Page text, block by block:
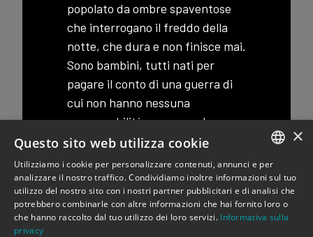
popolato da ombre spaventose
che interrogano il freddo della
notte, che dura e non finisce mai.
Sono bambini, tutti nati per
pagare il conto di una guerra di
cui non hanno nessuna
responsabilità e neppure hanno
scelto di vivere.
Mi chiedo: quale può essere
l’orizzonte affettivo di un
bambino a cui è stato negato di
ITALIAN
ENGLISH
×
Questo sito web utilizza cookie
Utilizziamo i cookie per personalizzare contenuti, annunci e per
analizzare il nostro traffico. Condividiamo inoltre informazioni sul tuo
utilizzo del nostro sito con i nostri partner pubblicitari e di analisi che
potrebbero combinarle con altre informazioni che hai fornito loro o
che hanno raccolto dal tuo utilizzo dei loro servizi. Informativa sulla
privacy